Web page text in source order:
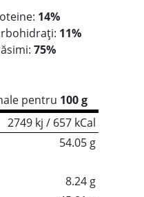
14%
11%
75%
pentru 100 g
2749 kj / 657 kCal
54.05 g
8.24 g